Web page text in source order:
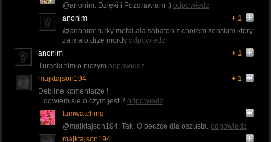
@anonim: Dzięki i Pozdrawiam ;) odpowiedz
anonim
+ 1
@anonim: turky metal ala sabaton z chorem zenskim ktory
za malo drze mordy odpowiedz
anonim
+ 1
Turecki film o niczym odpowiedz
majktajson194
+ 1
Debilne komentarze !
...dowiem się o czym jest ? odpowiedz
Iamwatching
@majktajson194: Tak. O beczce dla oszusta. odpowiedz
majktajson194